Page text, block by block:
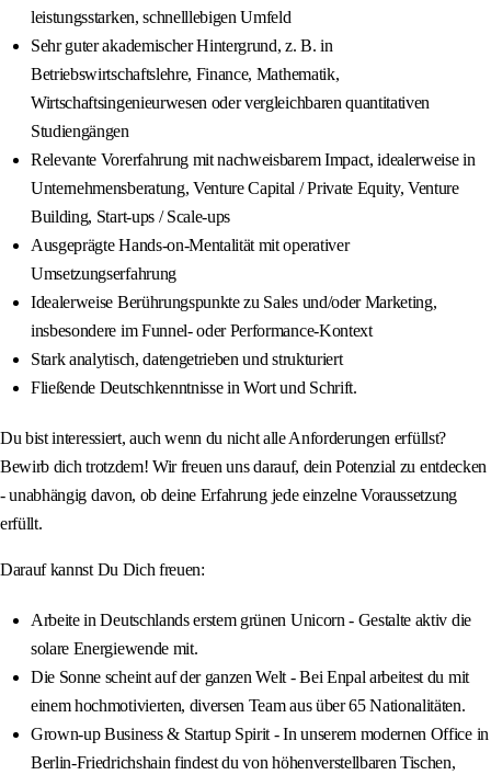
leistungsstarken, schnelllebigen Umfeld
Sehr guter akademischer Hintergrund, z. B. in
Betriebswirtschaftslehre, Finance, Mathematik,
Wirtschaftsingenieurwesen oder vergleichbaren quantitativen
Studiengängen
Relevante Vorerfahrung mit nachweisbarem Impact, idealerweise in
Unternehmensberatung, Venture Capital / Private Equity, Venture
Building, Start‑ups / Scale‑ups
Ausgeprägte Hands‑on‑Mentalität mit operativer
Umsetzungserfahrung
Idealerweise Berührungspunkte zu Sales und/oder Marketing,
insbesondere im Funnel‑ oder Performance‑Kontext
Stark analytisch, datengetrieben und strukturiert
Fließende Deutschkenntnisse in Wort und Schrift.
Du bist interessiert, auch wenn du nicht alle Anforderungen erfüllst?
Bewirb dich trotzdem! Wir freuen uns darauf, dein Potenzial zu entdecken
- unabhängig davon, ob deine Erfahrung jede einzelne Voraussetzung
erfüllt.
Darauf kannst Du Dich freuen:
Arbeite in Deutschlands erstem grünen Unicorn - Gestalte aktiv die
solare Energiewende mit.
Die Sonne scheint auf der ganzen Welt - Bei Enpal arbeitest du mit
einem hochmotivierten, diversen Team aus über 65 Nationalitäten.
Grown‑up Business & Startup Spirit - In unserem modernen Office in
Berlin‑Friedrichshain findest du von höhenverstellbaren Tischen,